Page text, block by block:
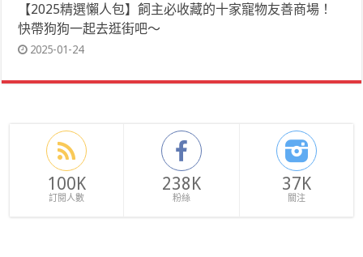
【2025精選懶人包】飼主必收藏的十家寵物友善商場！
快帶狗狗一起去逛街吧～
2025-01-24
100K
訂閱人數
238K
粉絲
37K
關注